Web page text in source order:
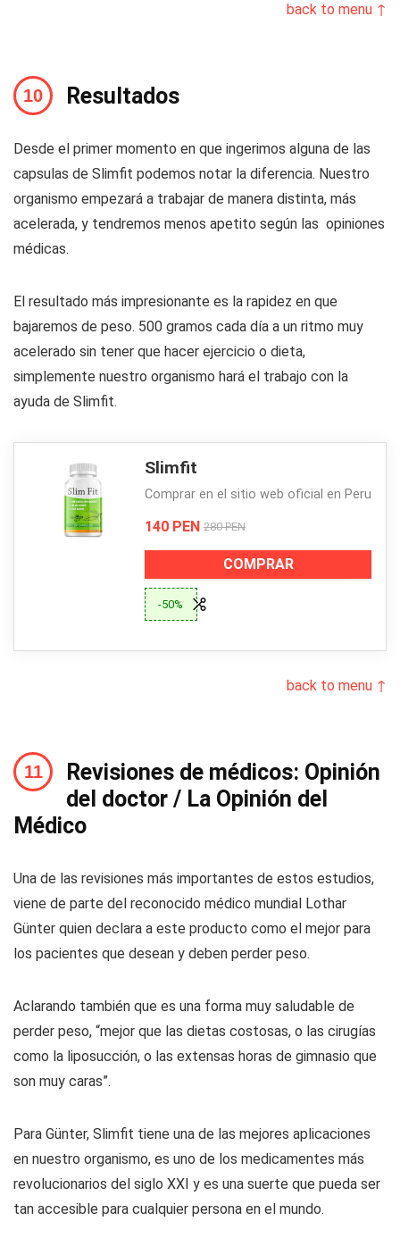
back to menu ↑
Resultados
Desde el primer momento en que ingerimos alguna de las
capsulas de Slimfit podemos notar la diferencia. Nuestro
organismo empezará a trabajar de manera distinta, más
acelerada, y tendremos menos apetito según las opiniones
médicas.
El resultado más impresionante es la rapidez en que
bajaremos de peso. 500 gramos cada día a un ritmo muy
acelerado sin tener que hacer ejercicio o dieta,
simplemente nuestro organismo hará el trabajo con la
ayuda de Slimfit.
Slimfit
Comprar en el sitio web oficial en Peru
140 PEN 280 PEN
COMPRAR
-50%
back to menu ↑
Revisiones de médicos: Opinión
del doctor / La Opinión del
Médico
Una de las revisiones más importantes de estos estudios,
viene de parte del reconocido médico mundial Lothar
Günter quien declara a este producto como el mejor para
los pacientes que desean y deben perder peso.
Aclarando también que es una forma muy saludable de
perder peso, “mejor que las dietas costosas, o las cirugías
como la liposucción, o las extensas horas de gimnasio que
son muy caras”.
Para Günter, Slimfit tiene una de las mejores aplicaciones
en nuestro organismo, es uno de los medicamentes más
revolucionarios del siglo XXI y es una suerte que pueda ser
tan accesible para cualquier persona en el mundo.